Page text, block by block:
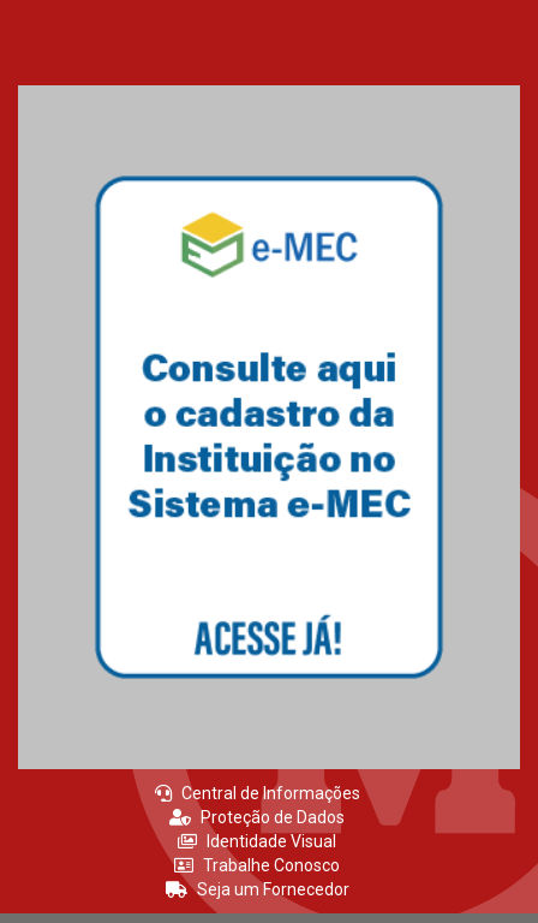
Central de Informações
Proteção de Dados
Identidade Visual
Trabalhe Conosco
Seja um Fornecedor